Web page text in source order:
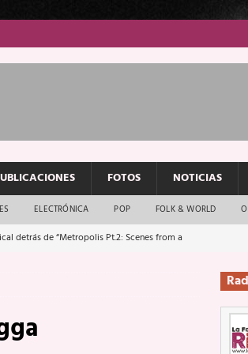
FOTOS NOTICIAS
ELECTRÓNICA POP FOLK & WORLD
detrás de “Metropolis Pt.2: Scenes from a
manos
mito